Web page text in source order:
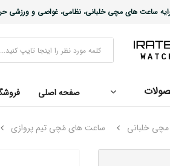
ساعت های مچی خلبانی، نظامی، غواصی و ورزشی
صفحه اصلی
خلبانی ساعت های مُچی تیم پروازی